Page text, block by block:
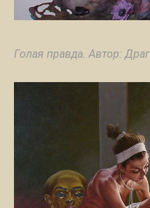
Голая правда. Автор: